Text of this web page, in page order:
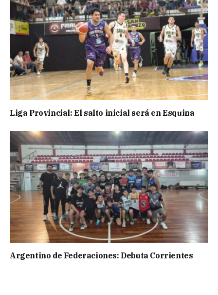
Liga Provincial: El salto inicial será en Esquina
Argentino de Federaciones: Debuta Corrientes